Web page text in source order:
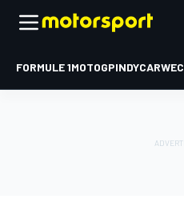
FORMULE 1MOTOGPINDYCARWEC